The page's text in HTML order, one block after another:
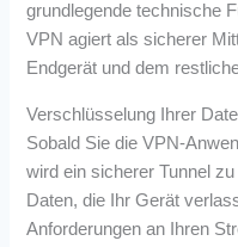
grundlegende technische
VPN agiert als sicherer
Endgerät und dem
Verschlüsselung Ihrer
Sobald Sie die VPN-
wird ein sicherer Tunnel
Daten, die Ihr Gerät
Anforderungen an Ihren